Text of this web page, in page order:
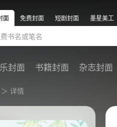
面 免费封面 短剧封面 墨星美工
封面 书籍封面 杂志封面
＞ 详情